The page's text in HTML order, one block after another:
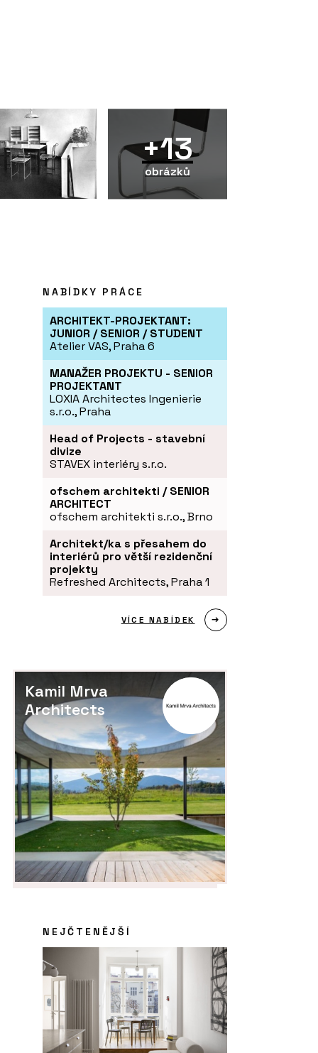
+13
obrázků
NABÍDKY PRÁCE
ARCHITEKT-PROJEKTANT:
JUNIOR / SENIOR / STUDENT
Atelier VAS, Praha 6
MANAŽER PROJEKTU - SENIOR
PROJEKTANT
LOXIA Architectes Ingenierie
s.r.o., Praha
Head of Projects - stavební
divize
STAVEX interiéry s.r.o.
ofschem architekti / SENIOR
ARCHITECT
ofschem architekti s.r.o., Brno
Architekt/ka s přesahem do
interiérů pro větší rezidenční
projekty
Refreshed Architects, Praha 1
VÍCE NABÍDEK
Kamil Mrva
Architects
NEJČTENĚJŠÍ